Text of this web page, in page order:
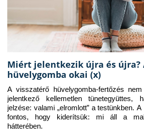
Miért jelentkezik újra és újra?
hüvelygomba okai (x)
A visszatérő hüvelygomba-fertőzés
jelentkező kellemetlen tünetegyüttes,
jelzése: valami „elromlott” a testünkben.
fontos, hogy kiderítsük: mi áll a
hátterében.